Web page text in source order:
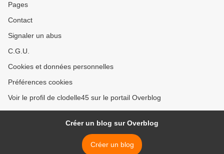
Pages
Contact
Signaler un abus
C.G.U.
Cookies et données personnelles
Préférences cookies
Voir le profil de clodelle45 sur le portail Overblog
Créer un blog sur Overblog
Créer un blog